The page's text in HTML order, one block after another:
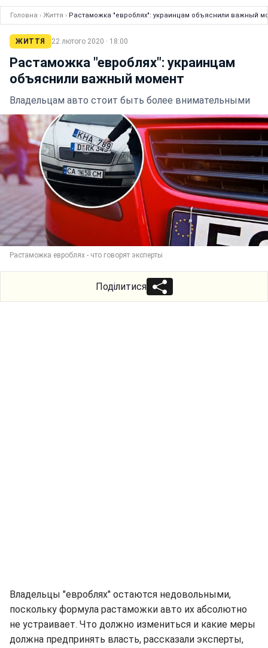
Головна › Життя › Растаможка "евроблях": украинцам объяснили важный
ЖИТТЯ 22 лютого 2020 · 18:00
Растаможка "евроблях": украинцам
объяснили важный момент
Владельцам авто стоит быть более внимательными
Растаможка евроблях - что говорят эксперты
Поділитися
Владельцы "евроблях" остаются недовольными,
поскольку формула растаможки авто их абсолютно
не устраивает. Что должно измениться и какие меры
должна предпринять власть, рассказали эксперты,